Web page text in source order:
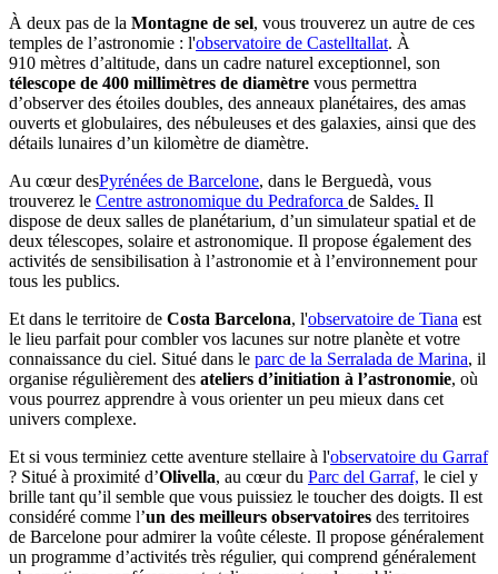
À deux pas de la Montagne de sel, vous trouverez un autre de ces
temples de l’astronomie : l'observatoire de Castelltallat. À
910 mètres d’altitude, dans un cadre naturel exceptionnel, son
télescope de 400 millimètres de diamètre vous permettra
d’observer des étoiles doubles, des anneaux planétaires, des amas
ouverts et globulaires, des nébuleuses et des galaxies, ainsi que des
détails lunaires d’un kilomètre de diamètre.
Au cœur desPyrénées de Barcelone, dans le Berguedà, vous
trouverez le Centre astronomique du Pedraforca de Saldes. Il
dispose de deux salles de planétarium, d’un simulateur spatial et de
deux télescopes, solaire et astronomique. Il propose également des
activités de sensibilisation à l’astronomie et à l’environnement pour
tous les publics.
Et dans le territoire de Costa Barcelona, l'observatoire de Tiana est
le lieu parfait pour combler vos lacunes sur notre planète et votre
connaissance du ciel. Situé dans le parc de la Serralada de Marina, il
organise régulièrement des ateliers d’initiation à l’astronomie, où
vous pourrez apprendre à vous orienter un peu mieux dans cet
univers complexe.
Et si vous terminiez cette aventure stellaire à l'observatoire du Garraf
? Situé à proximité d’Olivella, au cœur du Parc del Garraf, le ciel y
brille tant qu’il semble que vous puissiez le toucher des doigts. Il est
considéré comme l’un des meilleurs observatoires des territoires
de Barcelone pour admirer la voûte céleste. Il propose généralement
un programme d’activités très régulier, qui comprend généralement